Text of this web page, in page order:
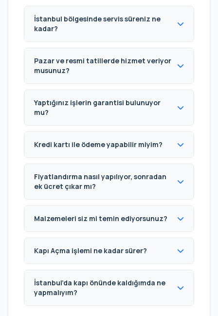
İstanbul bölgesinde servis süreniz ne
kadar?
Pazar ve resmi tatillerde hizmet veriyor
musunuz?
Yaptığınız işlerin garantisi bulunuyor
mu?
Kredi kartı ile ödeme yapabilir miyim?
Fiyatlandırma nasıl yapılıyor, sonradan
ek ücret çıkar mı?
Malzemeleri siz mi temin ediyorsunuz?
Kapı Açma işlemi ne kadar sürer?
İstanbul’da kapı önünde kaldığımda ne
yapmalıyım?